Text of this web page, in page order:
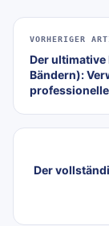
VORHERIGER
Der
Bändern):
Der